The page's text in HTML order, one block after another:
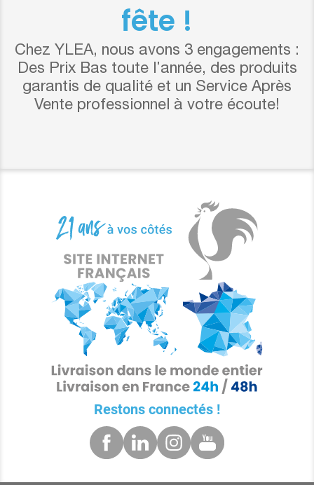
fête !
Chez YLEA, nous avons 3 engagements :
Des Prix Bas toute l’année, des produits
garantis de qualité et un Service Après
Vente professionnel à votre écoute!
Restons connectés !